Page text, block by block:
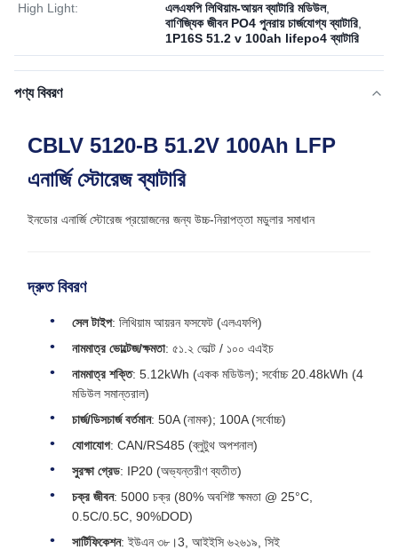
High Light: এলএফপি লিথিয়াম-আয়ন ব্যাটারি মডিউল,
বাণিজ্যিক জীবন PO4 পুনরায় চার্জযোগ্য ব্যাটারি
1P16S 51.2 v 100ah lifepo4 ব্যাটারি
পণ্য বিবরণ
CBLV 5120-B 51.2V 100Ah LFP
এনার্জি স্টোরেজ ব্যাটারি
ইনডোর এনার্জি স্টোরেজ প্রয়োজনের জন্য উচ্চ-নিরাপত্তা মডুলার সমাধান
দ্রুত বিবরণ
সেল টাইপ: লিথিয়াম আয়রন ফসফেট (এলএফপি)
নামমাত্র ভোল্টেজ/ক্ষমতা: ৫১.২ ভোল্ট / ১০০ এএইচ
নামমাত্র শক্তি: 5.12kWh (একক মডিউল); সর্বোচ্চ 20.48kWh (4
মডিউল সমান্তরাল)
চার্জ/ডিসচার্জ বর্তমান: 50A (নামক); 100A (সর্বোচ্চ)
যোগাযোগ: CAN/RS485 (ব্লুটুথ অপশনাল)
সুরক্ষা গ্রেড: IP20 (অভ্যন্তরীণ ব্যতীত)
চক্র জীবন: 5000 চক্র (80% অবশিষ্ট ক্ষমতা @ 25°C,
0.5C/0.5C, 90%DOD)
সার্টিফিকেশন: ইউএন ৩৮।3, আইইসি ৬২৬১৯, সিই